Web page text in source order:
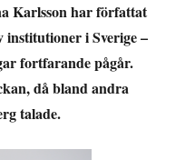
Karlsson har författat
institutioner i Sverige –
fortfarande pågår.
då bland andra
talade.